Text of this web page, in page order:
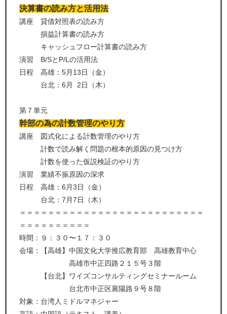
決算書の読み方と活用法
講座 貸借対照表の読み方
損益計算書の読み方
キャッシュフロー計算書の読み方
演習 B/SとP/Lの活用法
日程 高雄：5月13日（金）
台北：6月 2日（木）
第７単元
幹部の為の計数管理のやり方
講座 図式化による計数管理のやり方
計数で読み解く問題の根本的原因の見つけ方
計数を使った仮説検証のやり方
演習 業績不振原因の深求
日程 高雄：6月3日（金）
台北：7月7日（木）
＝＝＝＝＝＝＝＝＝＝＝＝＝＝＝＝＝＝＝＝＝＝＝＝＝＝
＝＝＝＝＝＝＝＝＝＝
時間：９：３０〜１７：３０
会場：【高雄】中国文化大学推広教育部 高雄教育中心
高雄市中正四路２１５号３階
【台北】ワイズコンサルティングセミナールーム
台北市中正区襄陽路９号８階
対象：台湾人ミドルマネジャー